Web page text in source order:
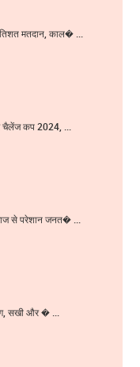
मतदान, काल� ...
चैलेंज कप 2024, ...
से परेशान जनत� ...
सखी और � ...